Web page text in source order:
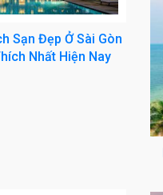
Sạn Đẹp Ở Sài Gòn
Nhất Hiện Nay